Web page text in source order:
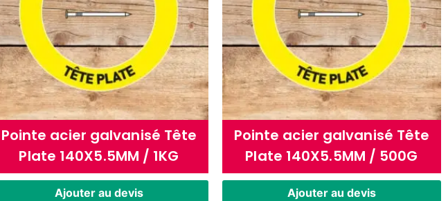
Pointe acier galvanisé Tête
Plate 140X5.5MM / 1KG
Ajouter au devis
Pointe acier galvanisé Tête
Plate 140X5.5MM / 500G
Ajouter au devis